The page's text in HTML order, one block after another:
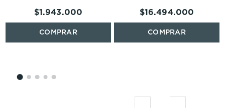
$1.943.000 $16.494.000